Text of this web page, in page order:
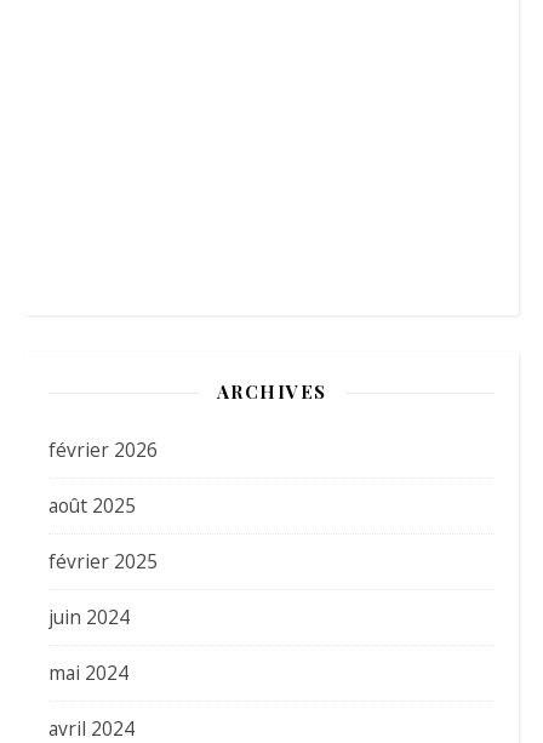
ARCHIVES
février 2026
août 2025
février 2025
juin 2024
mai 2024
avril 2024